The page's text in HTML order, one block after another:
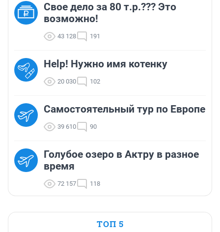
Свое дело за 80 т.р.??? Это
возможно!
43 128 191
Help! Нужно имя котенку
20 030 102
Самостоятельный тур по Европе
39 610 90
Голубое озеро в Актру в разное
время
72 157 118
ТОП 5